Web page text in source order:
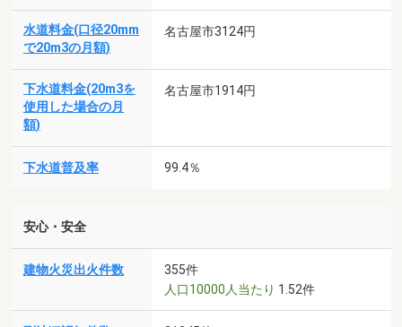
水道料金(口径20mm
で20m3の月額)
名古屋市3124円
下水道料金(20m3を
使用した場合の月
額)
名古屋市1914円
下水道普及率 99.4％
安心・安全
建物火災出火件数
355件
人口10000人当たり 1.52件